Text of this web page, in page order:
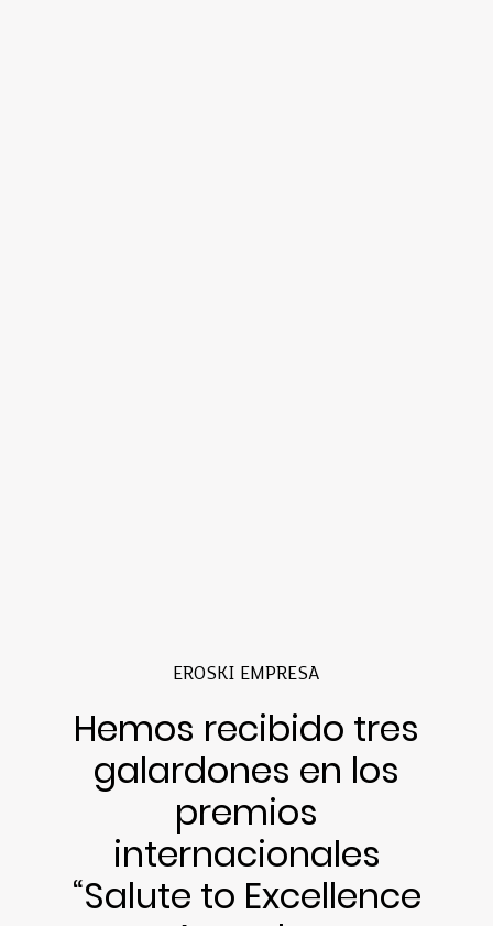
EROSKI EMPRESA
Hemos recibido tres
galardones en los
premios
internacionales
“Salute to Excellence